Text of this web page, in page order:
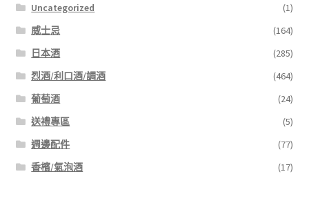
Uncategorized
(1)
威士忌
(164)
日本酒
(285)
烈酒/利口酒/調酒
(464)
葡萄酒
(24)
送禮專區
(5)
週邊配件
(77)
香檳/氣泡酒
(17)